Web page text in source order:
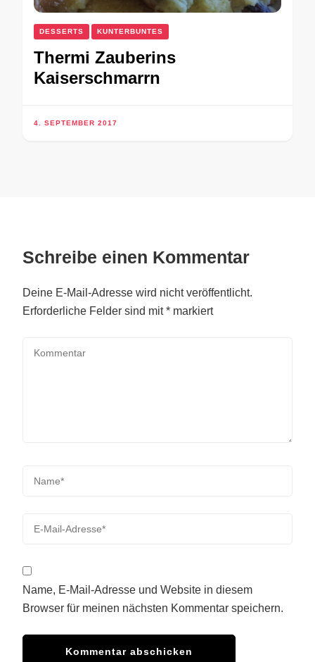
DESSERTS KUNTERBUNTES
Thermi Zauberins
Kaiserschmarrn
4. SEPTEMBER 2017
Schreibe einen Kommentar
Deine E-Mail-Adresse wird nicht veröffentlicht.
Erforderliche Felder sind mit* markiert
Name, E-Mail-Adresse und Website in diesem
Browser für meinen nächsten Kommentar speichern.